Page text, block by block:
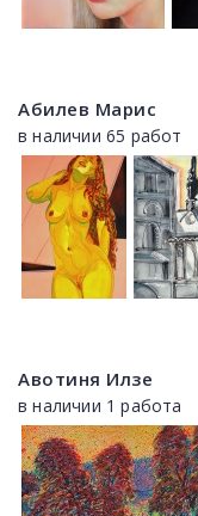
Абилев Марис
в наличии 65 работ
Авотиня Илзе
в наличии 1 работа